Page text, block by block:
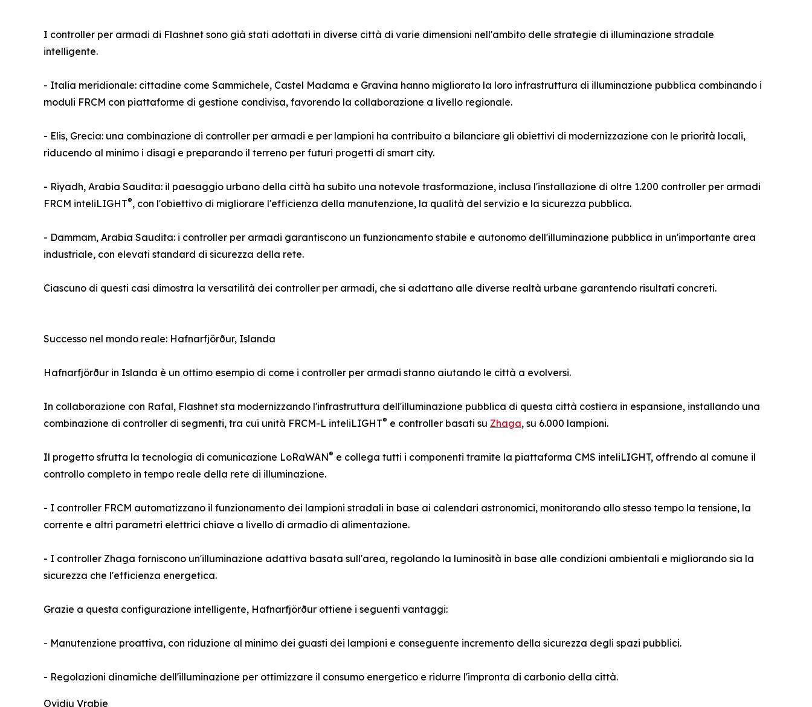
I controller per armadi di Flashnet sono già stati adottati in diverse città di varie dimensioni nell'ambito delle strategie di illuminazione stradale
intelligente.
- Italia meridionale: cittadine come Sammichele, Castel Madama e Gravina hanno migliorato la loro infrastruttura di illuminazione pubblica combinando i
moduli FRCM con piattaforme di gestione condivisa, favorendo la collaborazione a livello regionale.
- Elis, Grecia: una combinazione di controller per armadi e per lampioni ha contribuito a bilanciare gli obiettivi di modernizzazione con le priorità locali,
riducendo al minimo i disagi e preparando il terreno per futuri progetti di smart city.
- Riyadh, Arabia Saudita: il paesaggio urbano della città ha subito una notevole trasformazione, inclusa l'installazione di oltre 1.200 controller per armadi
FRCM inteliLIGHT®, con l'obiettivo di migliorare l'efficienza della manutenzione, la qualità del servizio e la sicurezza pubblica.
- Dammam, Arabia Saudita: i controller per armadi garantiscono un funzionamento stabile e autonomo dell'illuminazione pubblica in un'importante area
industriale, con elevati standard di sicurezza della rete.
Ciascuno di questi casi dimostra la versatilità dei controller per armadi, che si adattano alle diverse realtà urbane garantendo risultati concreti.
Successo nel mondo reale: Hafnarfjörður, Islanda
Hafnarfjörður in Islanda è un ottimo esempio di come i controller per armadi stanno aiutando le città a evolversi.
In collaborazione con Rafal, Flashnet sta modernizzando l'infrastruttura dell'illuminazione pubblica di questa città costiera in espansione, installando una
combinazione di controller di segmenti, tra cui unità FRCM-L inteliLIGHT® e controller basati su Zhaga, su 6.000 lampioni.
Il progetto sfrutta la tecnologia di comunicazione LoRaWAN® e collega tutti i componenti tramite la piattaforma CMS inteliLIGHT, offrendo al comune il
controllo completo in tempo reale della rete di illuminazione.
- I controller FRCM automatizzano il funzionamento dei lampioni stradali in base ai calendari astronomici, monitorando allo stesso tempo la tensione, la
corrente e altri parametri elettrici chiave a livello di armadio di alimentazione.
- I controller Zhaga forniscono un'illuminazione adattiva basata sull'area, regolando la luminosità in base alle condizioni ambientali e migliorando sia la
sicurezza che l'efficienza energetica.
Grazie a questa configurazione intelligente, Hafnarfjörður ottiene i seguenti vantaggi:
- Manutenzione proattiva, con riduzione al minimo dei guasti dei lampioni e conseguente incremento della sicurezza degli spazi pubblici.
- Regolazioni dinamiche dell'illuminazione per ottimizzare il consumo energetico e ridurre l'impronta di carbonio della città.
Ovidiu Vrabie